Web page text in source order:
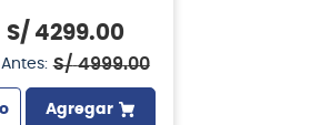
S/ 4299.00
Antes: S/ 4999.00
Agregar